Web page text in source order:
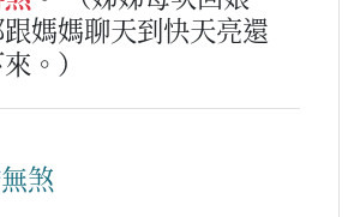
媽媽聊天到快天亮還
。）
煞